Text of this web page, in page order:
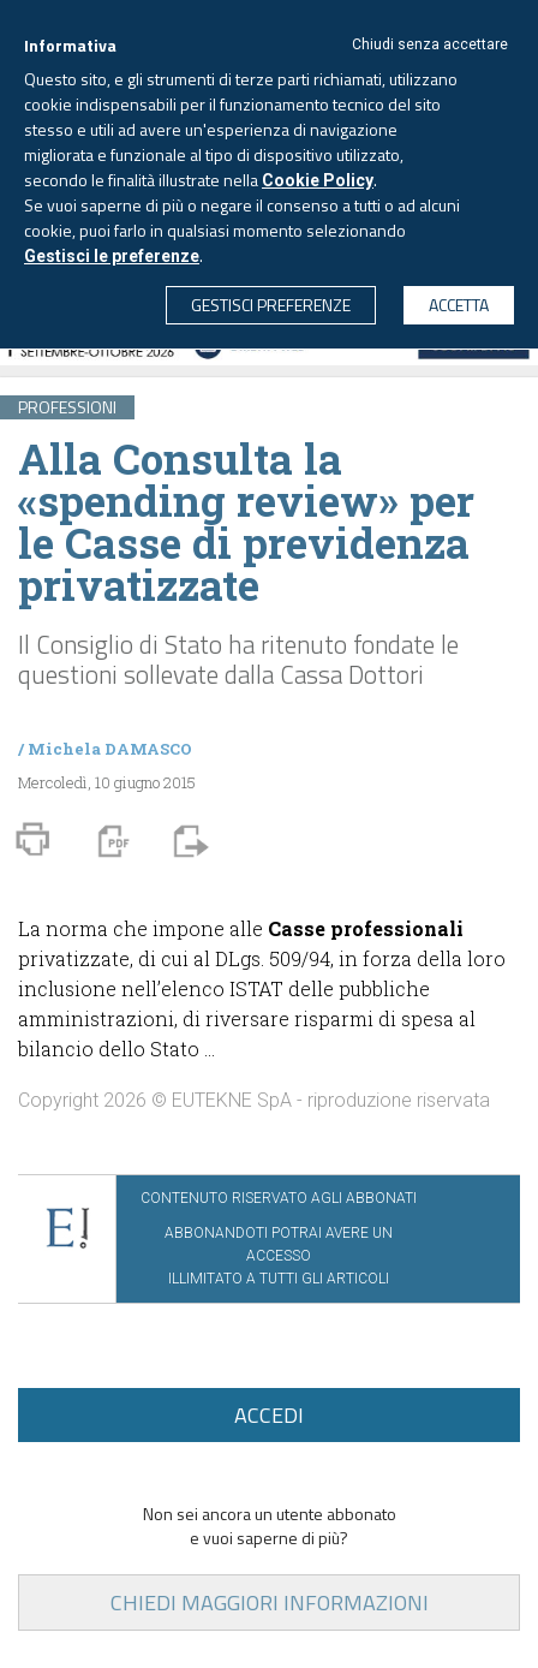
CERCA
Giovedì, 6 agosto 2026 - Aggiornato alle 6.00
PROFESSIONI
Alla Consulta la
«spending review» per
le Casse di previdenza
privatizzate
Il Consiglio di Stato ha ritenuto fondate le
questioni sollevate dalla Cassa Dottori
/Michela DAMASCO
Mercoledì, 10 giugno 2015
La norma che impone alle Casse professionali
privatizzate, di cui al DLgs. 509/94, in forza della loro
inclusione nell’elenco ISTAT delle pubbliche
amministrazioni, di riversare risparmi di spesa al
bilancio dello Stato ...
Copyright 2026 © EUTEKNE SpA - riproduzione riservata
CONTENUTO RISERVATO AGLI ABBONATI
ABBONANDOTI POTRAI AVERE UN
ACCESSO
ILLIMITATO A TUTTI GLI ARTICOLI
ACCEDI
Non sei ancora un utente abbonato
e vuoi saperne di più?
CHIEDI MAGGIORI INFORMAZIONI
Chiudi senza accettare
Informativa
Questo sito, e gli strumenti di terze parti richiamati, utilizzano
cookie indispensabili per il funzionamento tecnico del sito
stesso e utili ad avere un'esperienza di navigazione
migliorata e funzionale al tipo di dispositivo utilizzato,
secondo le finalità illustrate nella Cookie Policy.
Se vuoi saperne di più o negare il consenso a tutti o ad alcuni
cookie, puoi farlo in qualsiasi momento selezionando
Gestisci le preferenze.
GESTISCI PREFERENZE
ACCETTA